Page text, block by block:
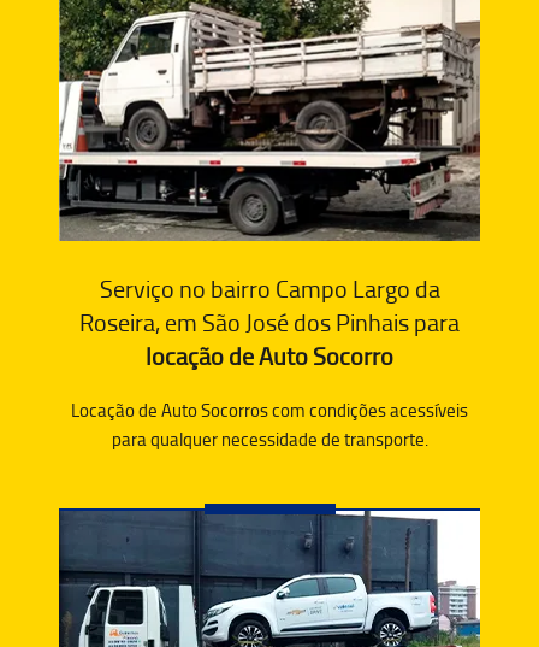
Serviço no bairro Campo Largo da
Roseira, em São José dos Pinhais para
locação de Auto Socorro
Locação de Auto Socorros com condições acessíveis
para qualquer necessidade de transporte.